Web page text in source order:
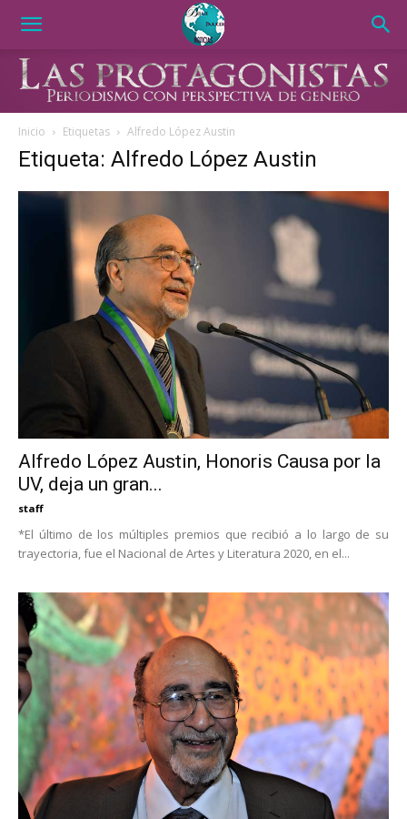
Inicio Etiquetas Alfredo López Austin
Etiqueta: Alfredo López Austin
Alfredo López Austin, Honoris Causa por la
UV, deja un gran...
staff
*El último de los múltiples premios que recibió a lo largo de su
trayectoria, fue el Nacional de Artes y Literatura 2020, en el...